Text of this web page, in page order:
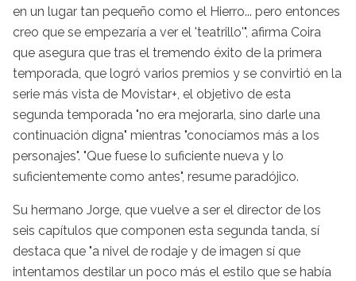
en un lugar tan pequeño como el Hierro... pero entonces
creo que se empezaría a ver el 'teatrillo'", afirma Coira
que asegura que tras el tremendo éxito de la primera
temporada, que logró varios premios y se convirtió en la
serie más vista de Movistar+, el objetivo de esta
segunda temporada "no era mejorarla, sino darle una
continuación digna" mientras "conocíamos más a los
personajes". "Que fuese lo suficiente nueva y lo
suficientemente como antes", resume paradójico.
Su hermano Jorge, que vuelve a ser el director de los
seis capítulos que componen esta segunda tanda, sí
destaca que "a nivel de rodaje y de imagen sí que
intentamos destilar un poco más el estilo que se había